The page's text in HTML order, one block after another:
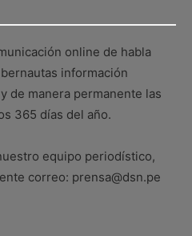
online de habla
información
de manera permanente las
365 días del año.
equipo periodístico,
correo: prensa@dsn.pe